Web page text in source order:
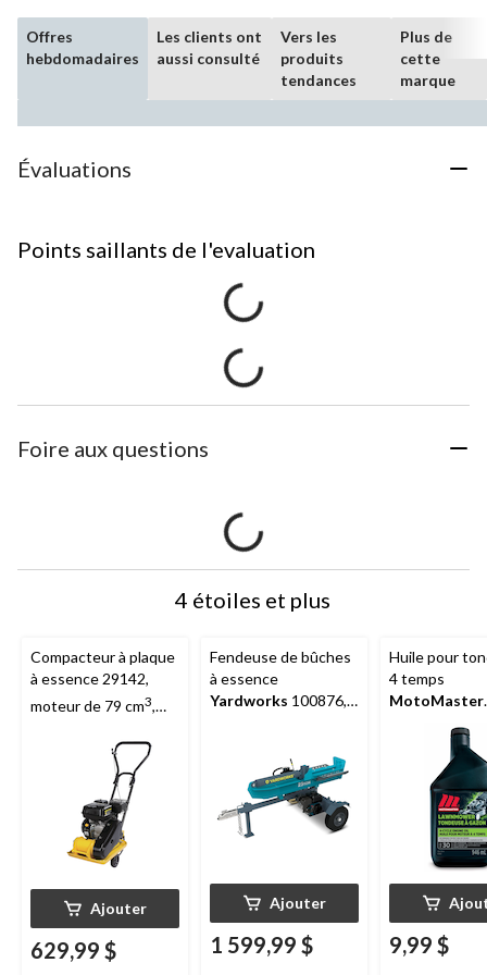
Offres
hebdomadaires
Les clients ont
aussi consulté
Vers les
produits
tendances
Plus de
cette
marque
Évaluations
Points saillants de l'evaluation
Foire aux questions
4 étoiles et plus
Compacteur à plaque
à essence 29142,
moteur de 79 cm3,
Ajouter
629,99 $
Fendeuse de bûches
à essence
Yardworks 100876,
Ajouter
1 599,99 $
Huile pour
4 temps
MotoMaster
9,99 $